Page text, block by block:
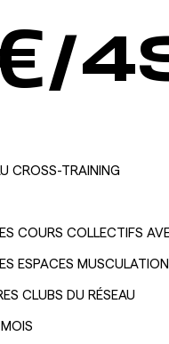
CROSS-TRAINING
COURS COLLECTIFS
ESPACES
CLUBS DU RÉSEAU